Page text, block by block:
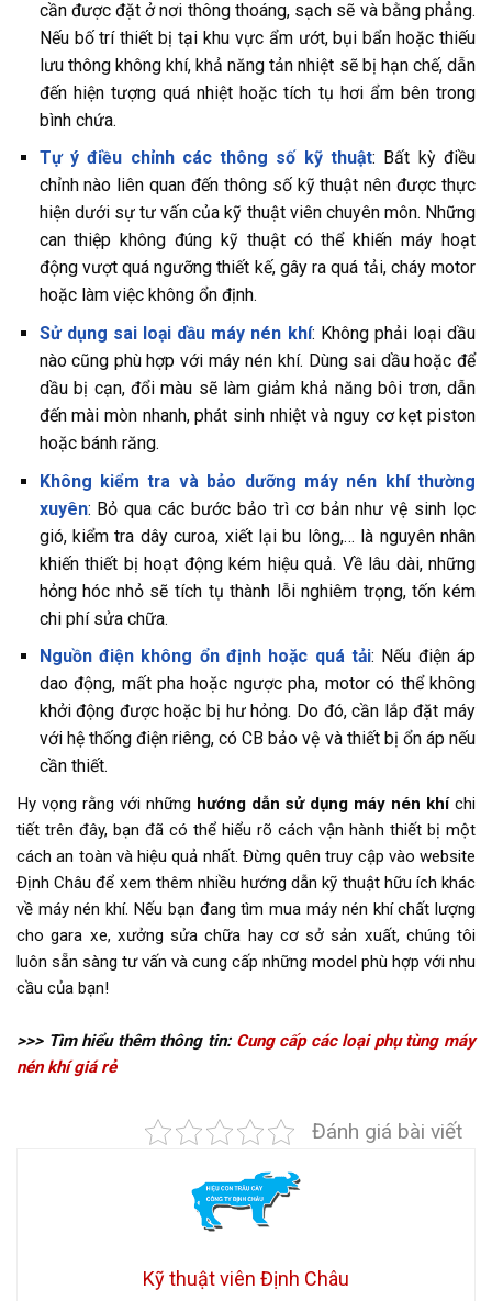
cần được đặt ở nơi thông thoáng, sạch sẽ và bằng phẳng.
Nếu bố trí thiết bị tại khu vực ẩm ướt, bụi bẩn hoặc thiếu
lưu thông không khí, khả năng tản nhiệt sẽ bị hạn chế, dẫn
đến hiện tượng quá nhiệt hoặc tích tụ hơi ẩm bên trong
bình chứa.
Tự ý điều chỉnh các thông số kỹ thuật: Bất kỳ điều
chỉnh nào liên quan đến thông số kỹ thuật nên được thực
hiện dưới sự tư vấn của kỹ thuật viên chuyên môn. Những
can thiệp không đúng kỹ thuật có thể khiến máy hoạt
động vượt quá ngưỡng thiết kế, gây ra quá tải, cháy motor
hoặc làm việc không ổn định.
Sử dụng sai loại dầu máy nén khí: Không phải loại dầu
nào cũng phù hợp với máy nén khí. Dùng sai dầu hoặc để
dầu bị cạn, đổi màu sẽ làm giảm khả năng bôi trơn, dẫn
đến mài mòn nhanh, phát sinh nhiệt và nguy cơ kẹt piston
hoặc bánh răng.
Không kiểm tra và bảo dưỡng máy nén khí thường
xuyên: Bỏ qua các bước bảo trì cơ bản như vệ sinh lọc
gió, kiểm tra dây curoa, xiết lại bu lông,… là nguyên nhân
khiến thiết bị hoạt động kém hiệu quả. Về lâu dài, những
hỏng hóc nhỏ sẽ tích tụ thành lỗi nghiêm trọng, tốn kém
chi phí sửa chữa.
Nguồn điện không ổn định hoặc quá tải: Nếu điện áp
dao động, mất pha hoặc ngược pha, motor có thể không
khởi động được hoặc bị hư hỏng. Do đó, cần lắp đặt máy
với hệ thống điện riêng, có CB bảo vệ và thiết bị ổn áp nếu
cần thiết.
Hy vọng rằng với những hướng dẫn sử dụng máy nén khíchi
tiết trên đây, bạn đã có thể hiểu rõ cách vận hành thiết bị một
cách an toàn và hiệu quả nhất. Đừng quên truy cập vào website
Định Châu để xem thêm nhiều hướng dẫn kỹ thuật hữu ích khác
về máy nén khí. Nếu bạn đang tìm mua máy nén khí chất lượng
cho gara xe, xưởng sửa chữa hay cơ sở sản xuất, chúng tôi
luôn sẵn sàng tư vấn và cung cấp những model phù hợp với nhu
cầu của bạn!
>>> Tìm hiểu thêm thông tin: Cung cấp các loại phụ tùng máy
nén khí giá rẻ
Đánh giá bài viết
Kỹ thuật viên Định Châu